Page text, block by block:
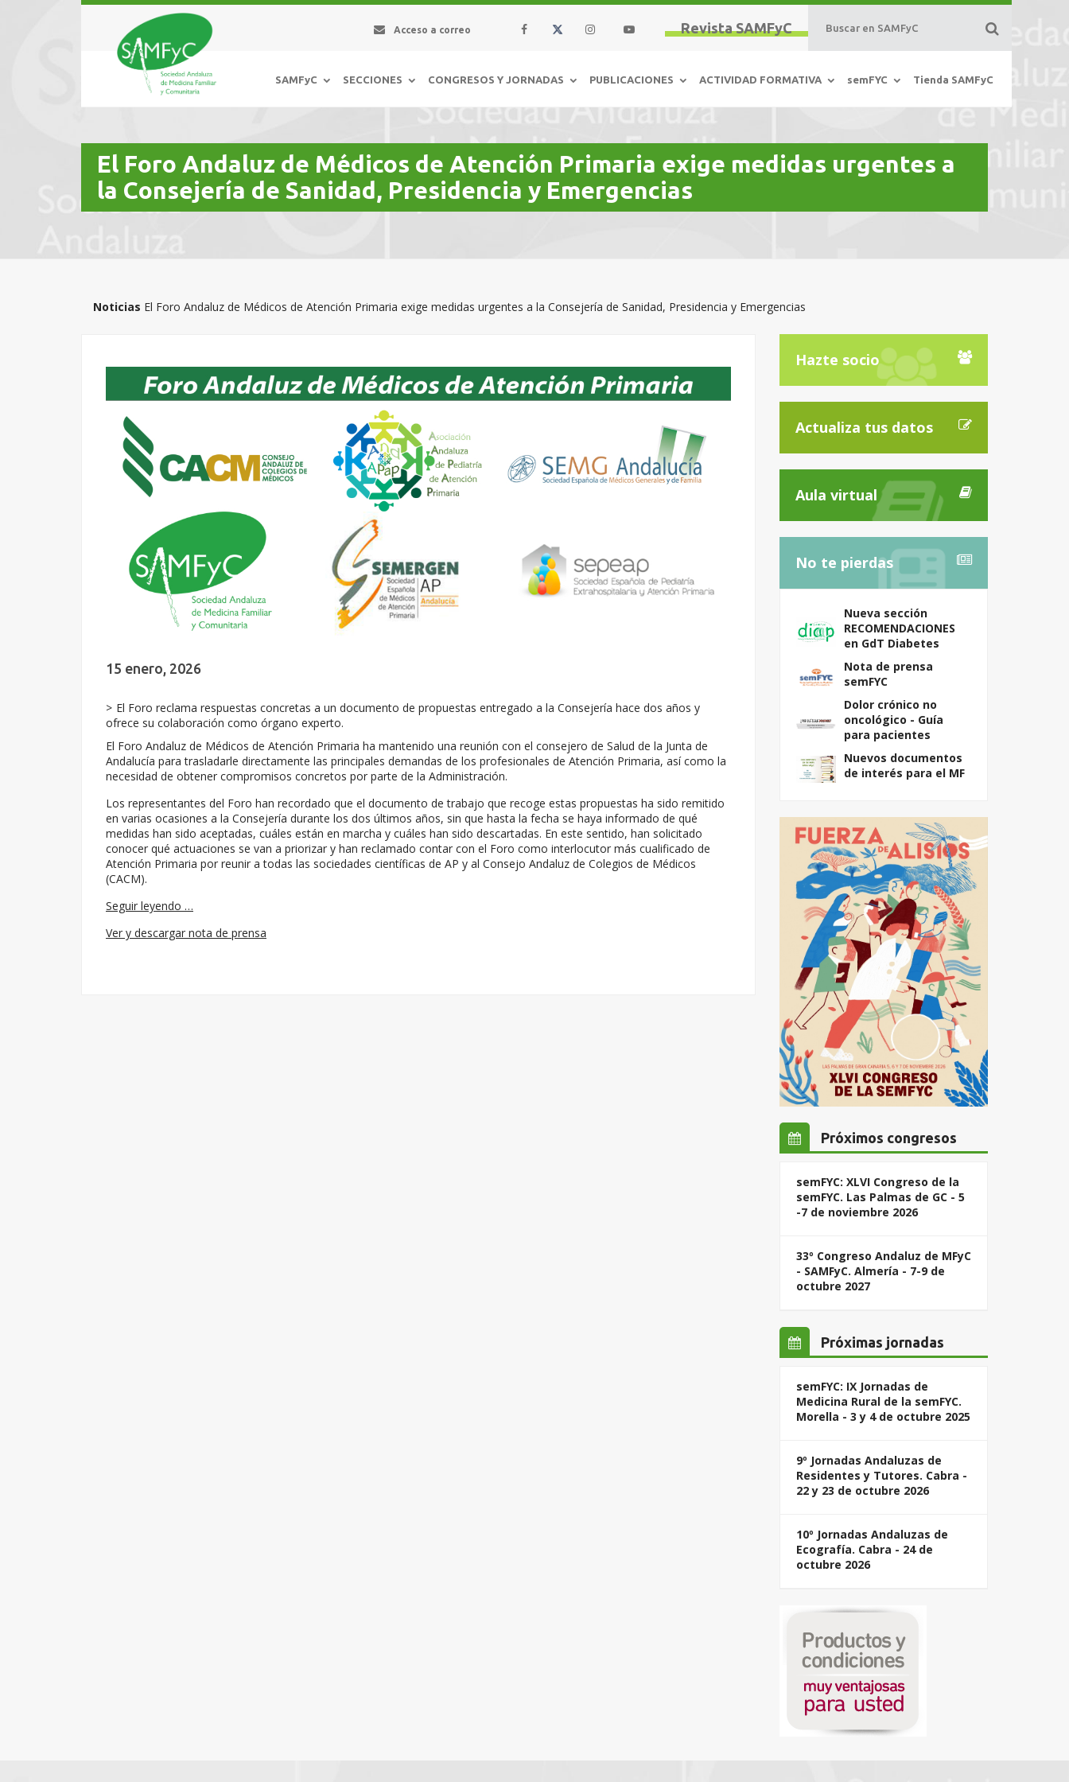
Revista SAMFyC
Acceso a correo
SAMFyC SECCIONES CONGRESOS Y JORNADAS PUBLICACIONES ACTIVIDAD FORMATIVA semFYC Tienda SAMFyC
El Foro Andaluz de Médicos de Atención Primaria exige medidas urgentes a
la Consejería de Sanidad, Presidencia y Emergencias
Noticias El Foro Andaluz de Médicos de Atención Primaria exige medidas urgentes a la Consejería de Sanidad, Presidencia y Emergencias
15 enero, 2026
El Foro reclama respuestas concretas a un documento de propuestas entregado a la Consejería hace dos años y
ofrece su colaboración como órgano experto.
El Foro Andaluz de Médicos de Atención Primaria ha mantenido una reunión con el consejero de Salud de la Junta de
Andalucía para trasladarle directamente las principales demandas de los profesionales de Atención Primaria, así como la
necesidad de obtener compromisos concretos por parte de la Administración.
Los representantes del Foro han recordado que el documento de trabajo que recoge estas propuestas ha sido remitido
en varias ocasiones a la Consejería durante los dos últimos años, sin que hasta la fecha se haya informado de qué
medidas han sido aceptadas, cuáles están en marcha y cuáles han sido descartadas. En este sentido, han solicitado
conocer qué actuaciones se van a priorizar y han reclamado contar con el Foro como interlocutor más cualificado de
Atención Primaria por reunir a todas las sociedades científicas de AP y al Consejo Andaluz de Colegios de Médicos
(CACM).
Seguir leyendo …
Ver y descargar nota de prensa
Hazte socio
Actualiza tus datos
Aula virtual
No te pierdas
Nueva sección
RECOMENDACIONES
en GdT Diabetes
Nota de prensa
semFYC
Dolor crónico no
oncológico - Guía
para pacientes
Nuevos documentos
de interés para el MF
Próximos congresos
semFYC: XLVI Congreso de la
semFYC. Las Palmas de GC - 5
-7 de noviembre 2026
33º Congreso Andaluz de MFyC
- SAMFyC. Almería - 7-9 de
octubre 2027
Próximas jornadas
semFYC: IX Jornadas de
Medicina Rural de la semFYC.
Morella - 3 y 4 de octubre 2025
9º Jornadas Andaluzas de
Residentes y Tutores. Cabra -
22 y 23 de octubre 2026
10º Jornadas Andaluzas de
Ecografía. Cabra - 24 de
octubre 2026